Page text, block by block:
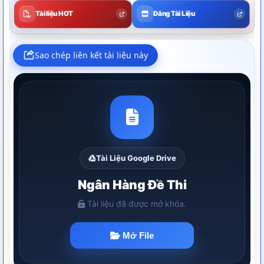
Tài liệu HOT Đăng Tài Liệu